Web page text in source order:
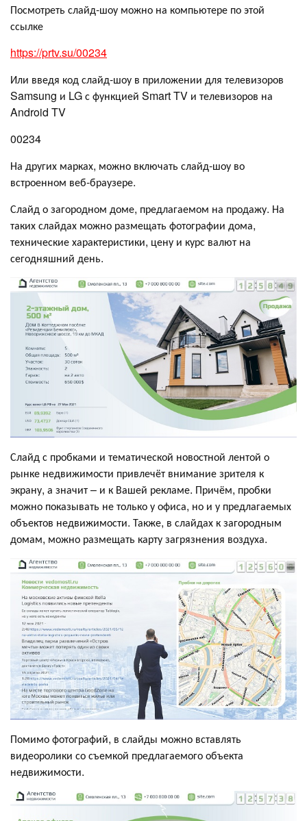
Посмотреть слайд-шоу можно на компьютере по этой
ссылке
https://prtv.su/00234
Или введя код слайд-шоу в приложении для телевизоров
Samsung и LG с функцией Smart TV и телевизоров на
Android TV
00234
На других марках, можно включать слайд-шоу во
встроенном веб-браузере.
Слайд о загородном доме, предлагаемом на продажу. На
таких слайдах можно размещать фотографии дома,
технические характеристики, цену и курс валют на
сегодняшний день.
Слайд с пробками и тематической новостной лентой о
рынке недвижимости привлечёт внимание зрителя к
экрану, а значит – и к Вашей рекламе. Причём, пробки
можно показывать не только у офиса, но и у предлагаемых
объектов недвижимости. Также, в слайдах к загородным
домам, можно размещать карту загрязнения воздуха.
Помимо фотографий, в слайды можно вставлять
видеоролики со съемкой предлагаемого объекта
недвижимости.